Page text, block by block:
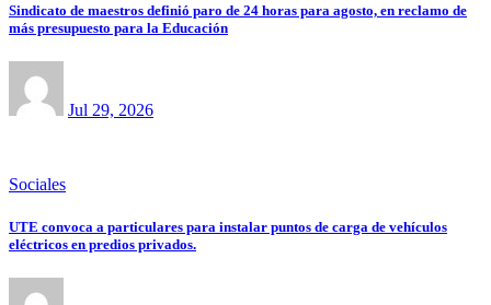
Sindicato de maestros definió paro de 24 horas para agosto, en reclamo de
más presupuesto para la Educación
Jul 29, 2026
Sociales
UTE convoca a particulares para instalar puntos de carga de vehículos
eléctricos en predios privados.